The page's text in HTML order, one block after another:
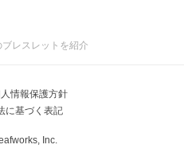
レスレットを紹介
情報保護方針
に基づく表記
Inc.